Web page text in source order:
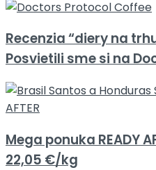
Recenzia “diery na
Posvietili sme si na
Mega ponuka READY
22,05 €/kg